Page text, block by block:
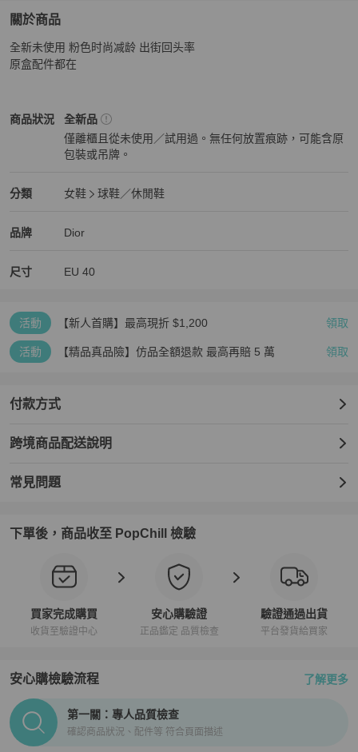
關於商品
關於全新 Dior迪奧粉色休閒鞋 尺碼40
全新未使用 粉色时尚减龄 出街回头率
原盒配件都在
商品狀況
Dior女鞋商品狀態與細節
全新品
僅離櫃且從未使用／試用過。無任何放置痕跡，可能含原
包裝或吊牌。
分類
Dior女鞋 分類資訊
女鞋
球鞋／休閒鞋
品牌
Dior精品 女鞋品牌介紹
Dior
Dior推薦清單
尺寸 EU 40
活動 【新人首購】最高現折 $1,200 領取
活動 【精品真品險】仿品全額退款 最高再賠 5 萬 領取
付款方式
跨境商品配送說明
常見問題
下單後，商品收至 PopChill 檢驗
買家完成購買
收貨至驗證中心
安心購驗證
正品鑑定 品質檢查
驗證通過出貨
平台發貨給買家
安心購檢驗流程 了解更多
PopChill拍拍圈正品驗證、安心購檢驗流程介紹
第一關：專人品質檢查
確認商品狀況、配件等 符合頁面描述